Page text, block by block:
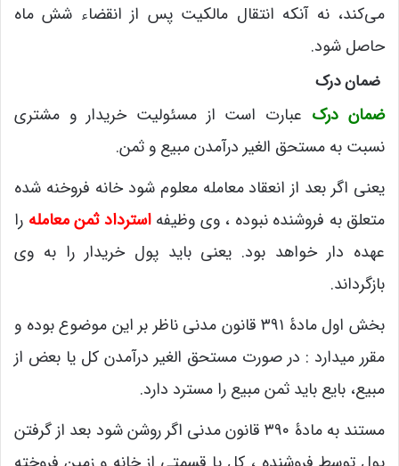
می‌کند، نه آنکه انتقال مالکیت پس از انقضاء شش ماه
حاصل شود.
ضمان درک
ضمان درک عبارت است از مسئولیت خریدار و مشتری
نسبت به مستحق الغیر درآمدن مبیع و ثمن.
یعنی اگر بعد از انعقاد معامله معلوم شود خانه فروخنه شده
متعلق به فروشنده نبوده ، وی وظیفهاسترداد ثمن معامله را
عهده دار خواهد بود. یعنی باید پول خریدار را به وی
بازگرداند.
بخش اول مادۀ ۳۹۱ قانون مدنی ناظر بر این موضوع بوده و
مقرر میدارد : در صورت مستحق الغیر درآمدن کل یا بعض از
مبیع، بایع باید ثمن مبیع را مسترد دارد.
مستند به مادۀ ۳۹۰ قانون مدنی اگر روشن شود بعد از گرفتن